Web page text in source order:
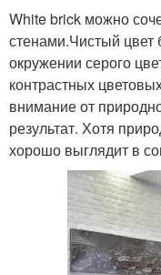
White brick можно
стенами.Чистый цвет
окружении серого
контрастных
внимание от
результат. Хотя
хорошо выглядит в